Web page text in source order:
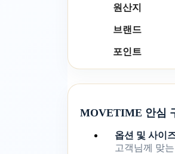
원산지
브랜드
포인트
MOVETIME 안심
옵션 및 사이
고객님께 맞